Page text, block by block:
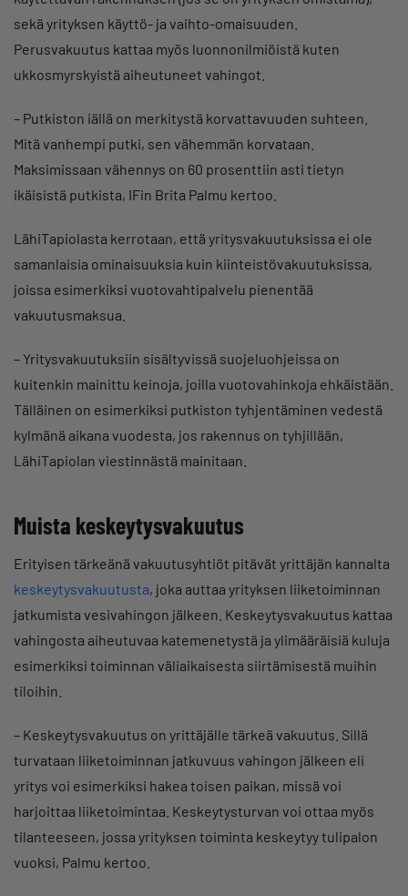
sekä yrityksen käyttö- ja vaihto-omaisuuden.
Perusvakuutus kattaa myös luonnonilmiöistä kuten
ukkosmyrskyistä aiheutuneet vahingot.
– Putkiston iällä on merkitystä korvattavuuden suhteen.
Mitä vanhempi putki, sen vähemmän korvataan.
Maksimissaan vähennys on 60 prosenttiin asti tietyn
ikäisistä putkista, IFin Brita Palmu kertoo.
LähiTapiolasta kerrotaan, että yritysvakuutuksissa ei ole
samanlaisia ominaisuuksia kuin kiinteistövakuutuksissa,
joissa esimerkiksi vuotovahtipalvelu pienentää
vakuutusmaksua.
– Yritysvakuutuksiin sisältyvissä suojeluohjeissa on
kuitenkin mainittu keinoja, joilla vuotovahinkoja ehkäistään.
Tälläinen on esimerkiksi putkiston tyhjentäminen vedestä
kylmänä aikana vuodesta, jos rakennus on tyhjillään,
LähiTapiolan viestinnästä mainitaan.
Muista keskeytysvakuutus
Erityisen tärkeänä vakuutusyhtiöt pitävät yrittäjän kannalta
keskeytysvakuutusta, joka auttaa yrityksen liiketoiminnan
jatkumista vesivahingon jälkeen. Keskeytysvakuutus kattaa
vahingosta aiheutuvaa katemenetystä ja ylimääräisiä kuluja
esimerkiksi toiminnan väliaikaisesta siirtämisestä muihin
tiloihin.
– Keskeytysvakuutus on yrittäjälle tärkeä vakuutus. Sillä
turvataan liiketoiminnan jatkuvuus vahingon jälkeen eli
yritys voi esimerkiksi hakea toisen paikan, missä voi
harjoittaa liiketoimintaa. Keskeytysturvan voi ottaa myös
tilanteeseen, jossa yrityksen toiminta keskeytyy tulipalon
vuoksi, Palmu kertoo.